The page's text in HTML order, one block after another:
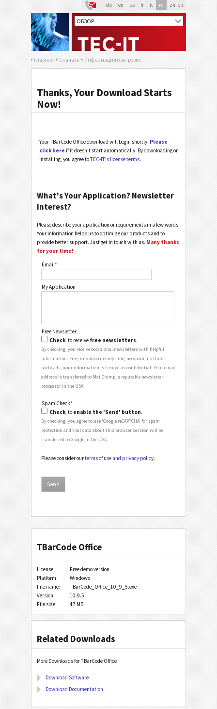
de en es fr it ru zh-cn
Главная Скачать Информация о загрузке
Thanks, Your Download Starts
Now!
Your TBarCode Office download will begin shortly. Please
click here if it doesn't start automatically. By downloading or
installing, you agree toTEC-IT's license terms.
What's Your Application? Newsletter
Interest?
Please describe your application or requirements in a few words.
Your information helps us to optimize our products and to
provide better support. Just get in touch with us. Many thanks
for your time!
Email*
My Application
Free Newsletter
Check, to receive free newsletters.
By checking, you receive occasional newsletters with helpful
information. Free, unsubscribe anytime, no spam, no third-
party ads, your information is treated as confidential. Your email
address is transferred to MailChimp, a reputable newsletter
processor in the USA.
Spam Check*
Check, to enable the 'Send' button.
By checking, you agree to use 'Google reCAPTCHA' for spam
protection and that data about this browser session will be
transferred to Google in the USA.
Please consider ourterms of use and privacy policy.
TBarCode Office
License:
Free demo version
Platform:
Windows
File name:
TBarCode_Office_10_9_5.exe
Version:
10.9.5
File size:
47 MB
Related Downloads
More Downloads for TBarCode Office
Download Software
Download Documentation